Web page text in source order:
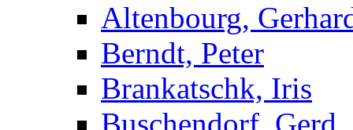
Altenbourg,
Berndt, Peter
Brankatschk, Iris